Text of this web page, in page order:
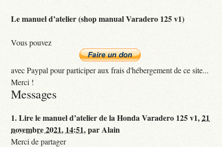
Le manuel d’atelier (shop manual Varadero 125 v1)
Vous pouvez
avec Paypal pour participer aux frais d'hébergement de ce site...
Merci !
Messages
1.Lire le manuel d’atelier de la Honda Varadero 125 v1,21
novembre 2021, 14:51,parAlain
Merci de partager